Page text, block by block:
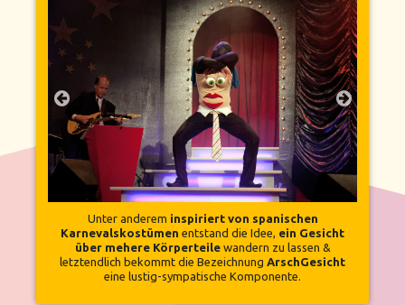
Unter anderem inspiriert von spanischen
Karnevalskostümen entstand die Idee, ein Gesicht
über mehere Körperteilewandern zu lassen &
letztendlich bekommt die Bezeichnung ArschGesicht
eine lustig-sympatische Komponente.